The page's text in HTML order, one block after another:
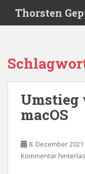
i
Thorsten
Umstieg
macOS
8. Dezember 2021
Kommentar